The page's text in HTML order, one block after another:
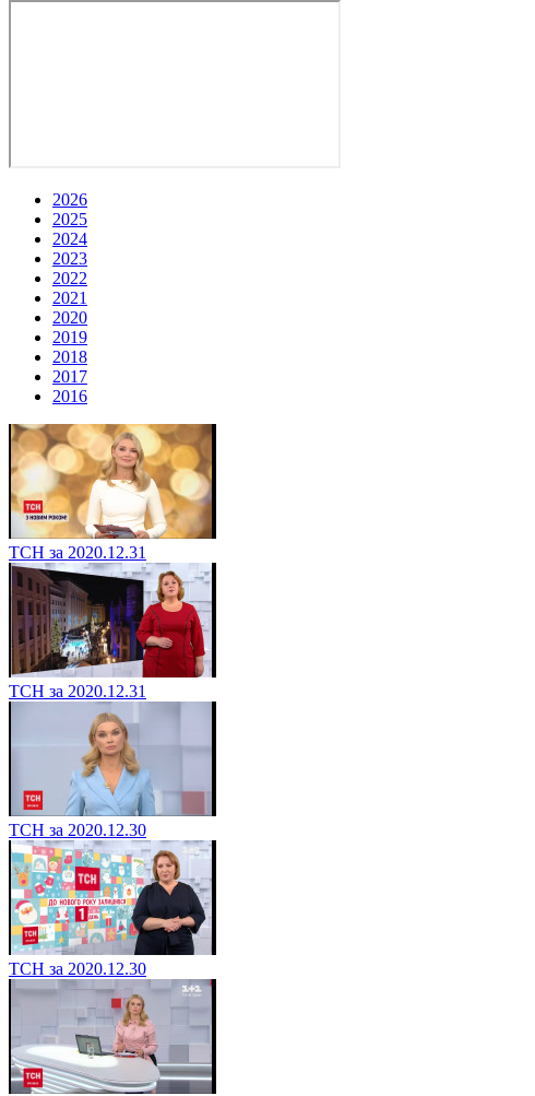
2026
2025
2024
2023
2022
2021
2020
2019
2018
2017
2016
ТСН за 2020.12.31
ТСН за 2020.12.31
ТСН за 2020.12.30
ТСН за 2020.12.30